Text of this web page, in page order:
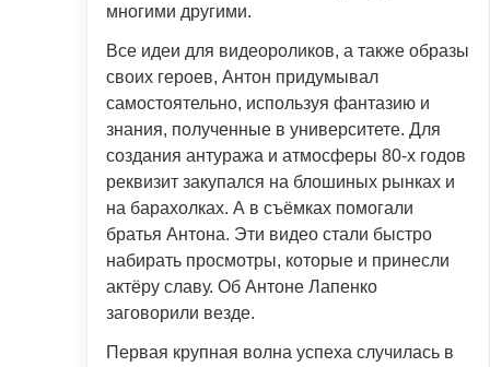
многими другими.
Все идеи для видеороликов, а также образы
своих героев, Антон придумывал
самостоятельно, используя фантазию и
знания, полученные в университете. Для
создания антуража и атмосферы 80-х годов
реквизит закупался на блошиных рынках и
на барахолках. А в съёмках помогали
братья Антона. Эти видео стали быстро
набирать просмотры, которые и принесли
актёру славу. Об Антоне Лапенко
заговорили везде.
Первая крупная волна успеха случилась в